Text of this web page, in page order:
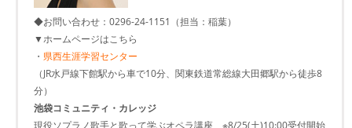
◆お問い合わせ：0296-24-1151（担当：稲葉）
▼ホームページはこちら
・ 県西生涯学習センター
（JR水戸線下館駅から車で10分、関東鉄道常総線大田郷駅から徒歩8
分）
池袋コミュニティ・カレッジ